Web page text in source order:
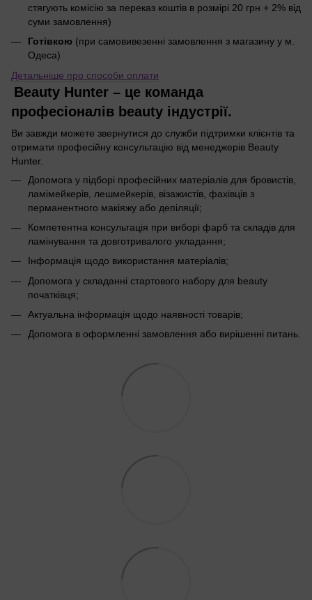
стягують комісію за переказ коштів в розмірі 20 грн + 2% від
суми замовлення)
Готівкою (при самовивезенні замовлення з магазину у м.
Одеса)
Детальніше про способи оплати
Beauty Hunter – це команда
професіоналів beauty індустрії.
Ви завжди можете звернутися до служби підтримки клієнтів та
отримати професійну консультацію від менеджерів Beauty
Hunter.
Допомога у підборі професійних матеріалів для бровистів,
ламімейкерів, лешмейкерів, візажистів, фахівців з
перманентного макіяжу або депіляції;
Компетентна консультація при виборі фарб та складів для
ламінування та довготривалого укладання;
Інформація щодо використання матеріалів;
Допомога у складанні стартового набору для beauty
початківця;
Актуальна інформація щодо наявності товарів;
Допомога в оформленні замовлення або вирішенні питань.